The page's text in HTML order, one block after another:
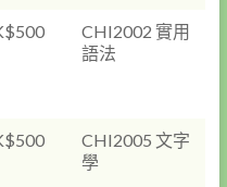
CHI2002 實用
語法
CHI2005 文字
學